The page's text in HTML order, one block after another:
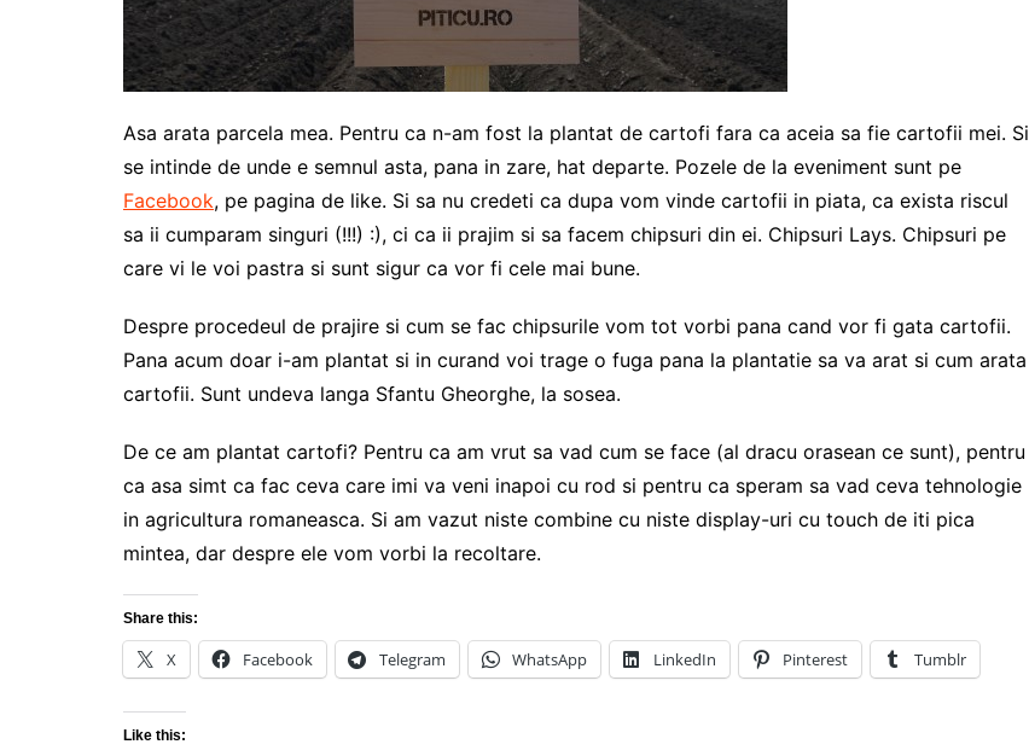
Asa arata parcela mea. Pentru ca n-am fost la plantat de cartofi fara ca aceia sa fie cartofii mei. Si
se intinde de unde e semnul asta, pana in zare, hat departe. Pozele de la eveniment sunt pe
Facebook, pe pagina de like. Si sa nu credeti ca dupa vom vinde cartofii in piata, ca exista riscul
sa ii cumparam singuri (!!!) :), ci ca ii prajim si sa facem chipsuri din ei. Chipsuri Lays. Chipsuri pe
care vi le voi pastra si sunt sigur ca vor fi cele mai bune.
Despre procedeul de prajire si cum se fac chipsurile vom tot vorbi pana cand vor fi gata cartofii.
Pana acum doar i-am plantat si in curand voi trage o fuga pana la plantatie sa va arat si cum arata
cartofii. Sunt undeva langa Sfantu Gheorghe, la sosea.
De ce am plantat cartofi? Pentru ca am vrut sa vad cum se face (al dracu orasean ce sunt), pentru
ca asa simt ca fac ceva care imi va veni inapoi cu rod si pentru ca speram sa vad ceva tehnologie
in agricultura romaneasca. Si am vazut niste combine cu niste display-uri cu touch de iti pica
mintea, dar despre ele vom vorbi la recoltare.
Share this:
X Facebook Telegram WhatsApp LinkedIn Pinterest Tumblr
Like this: